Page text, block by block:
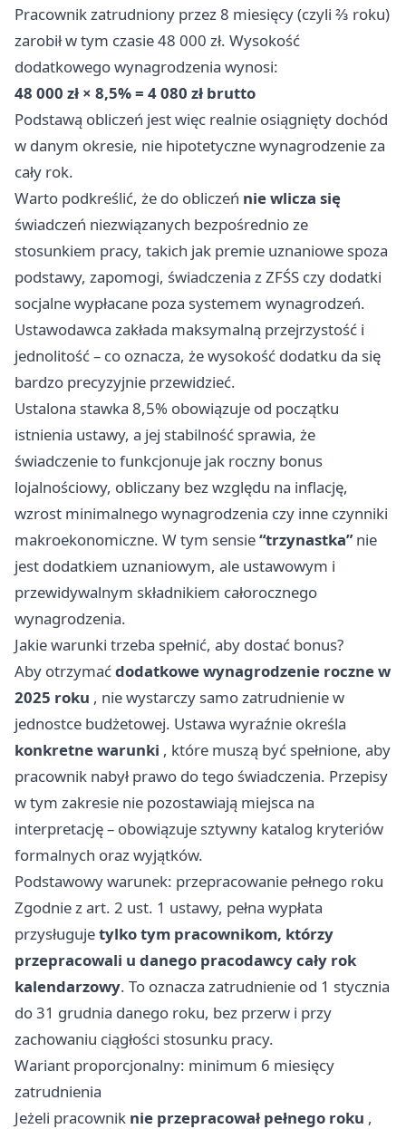
Pracownik zatrudniony przez 8 miesięcy (czyli ⅔ roku)
zarobił w tym czasie 48 000 zł. Wysokość
dodatkowego wynagrodzenia wynosi:
48 000 zł × 8,5% = 4 080 zł brutto
Podstawą obliczeń jest więc realnie osiągnięty dochód
w danym okresie, nie hipotetyczne wynagrodzenie za
cały rok.
Warto podkreślić, że do obliczeń nie wlicza się
świadczeń niezwiązanych bezpośrednio ze
stosunkiem pracy, takich jak premie uznaniowe spoza
podstawy, zapomogi, świadczenia z ZFŚS czy dodatki
socjalne wypłacane poza systemem wynagrodzeń.
Ustawodawca zakłada maksymalną przejrzystość i
jednolitość – co oznacza, że wysokość dodatku da się
bardzo precyzyjnie przewidzieć.
Ustalona stawka 8,5% obowiązuje od początku
istnienia ustawy, a jej stabilność sprawia, że
świadczenie to funkcjonuje jak roczny bonus
lojalnościowy, obliczany bez względu na inflację,
wzrost minimalnego wynagrodzenia czy inne czynniki
makroekonomiczne. W tym sensie“trzynastka”nie
jest dodatkiem uznaniowym, ale ustawowym i
przewidywalnym składnikiem całorocznego
wynagrodzenia.
Jakie warunki trzeba spełnić, aby dostać bonus?
Aby otrzymaćdodatkowe wynagrodzenie roczne w
2025 roku , nie wystarczy samo zatrudnienie w
jednostce budżetowej. Ustawa wyraźnie określa
konkretne warunki , które muszą być spełnione, aby
pracownik nabył prawo do tego świadczenia. Przepisy
w tym zakresie nie pozostawiają miejsca na
interpretację – obowiązuje sztywny katalog kryteriów
formalnych oraz wyjątków.
Podstawowy warunek: przepracowanie pełnego roku
Zgodnie z art. 2 ust. 1 ustawy, pełna wypłata
przysługujetylko tym pracownikom, którzy
przepracowali u danego pracodawcy cały rok
kalendarzowy. To oznacza zatrudnienie od 1 stycznia
do 31 grudnia danego roku, bez przerw i przy
zachowaniu ciągłości stosunku pracy.
Wariant proporcjonalny: minimum 6 miesięcy
zatrudnienia
Jeżeli pracownik nie przepracował pełnego roku ,